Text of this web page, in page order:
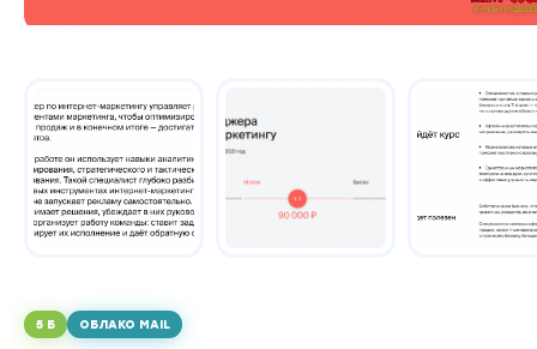
5 Б ОБЛАКО MAIL